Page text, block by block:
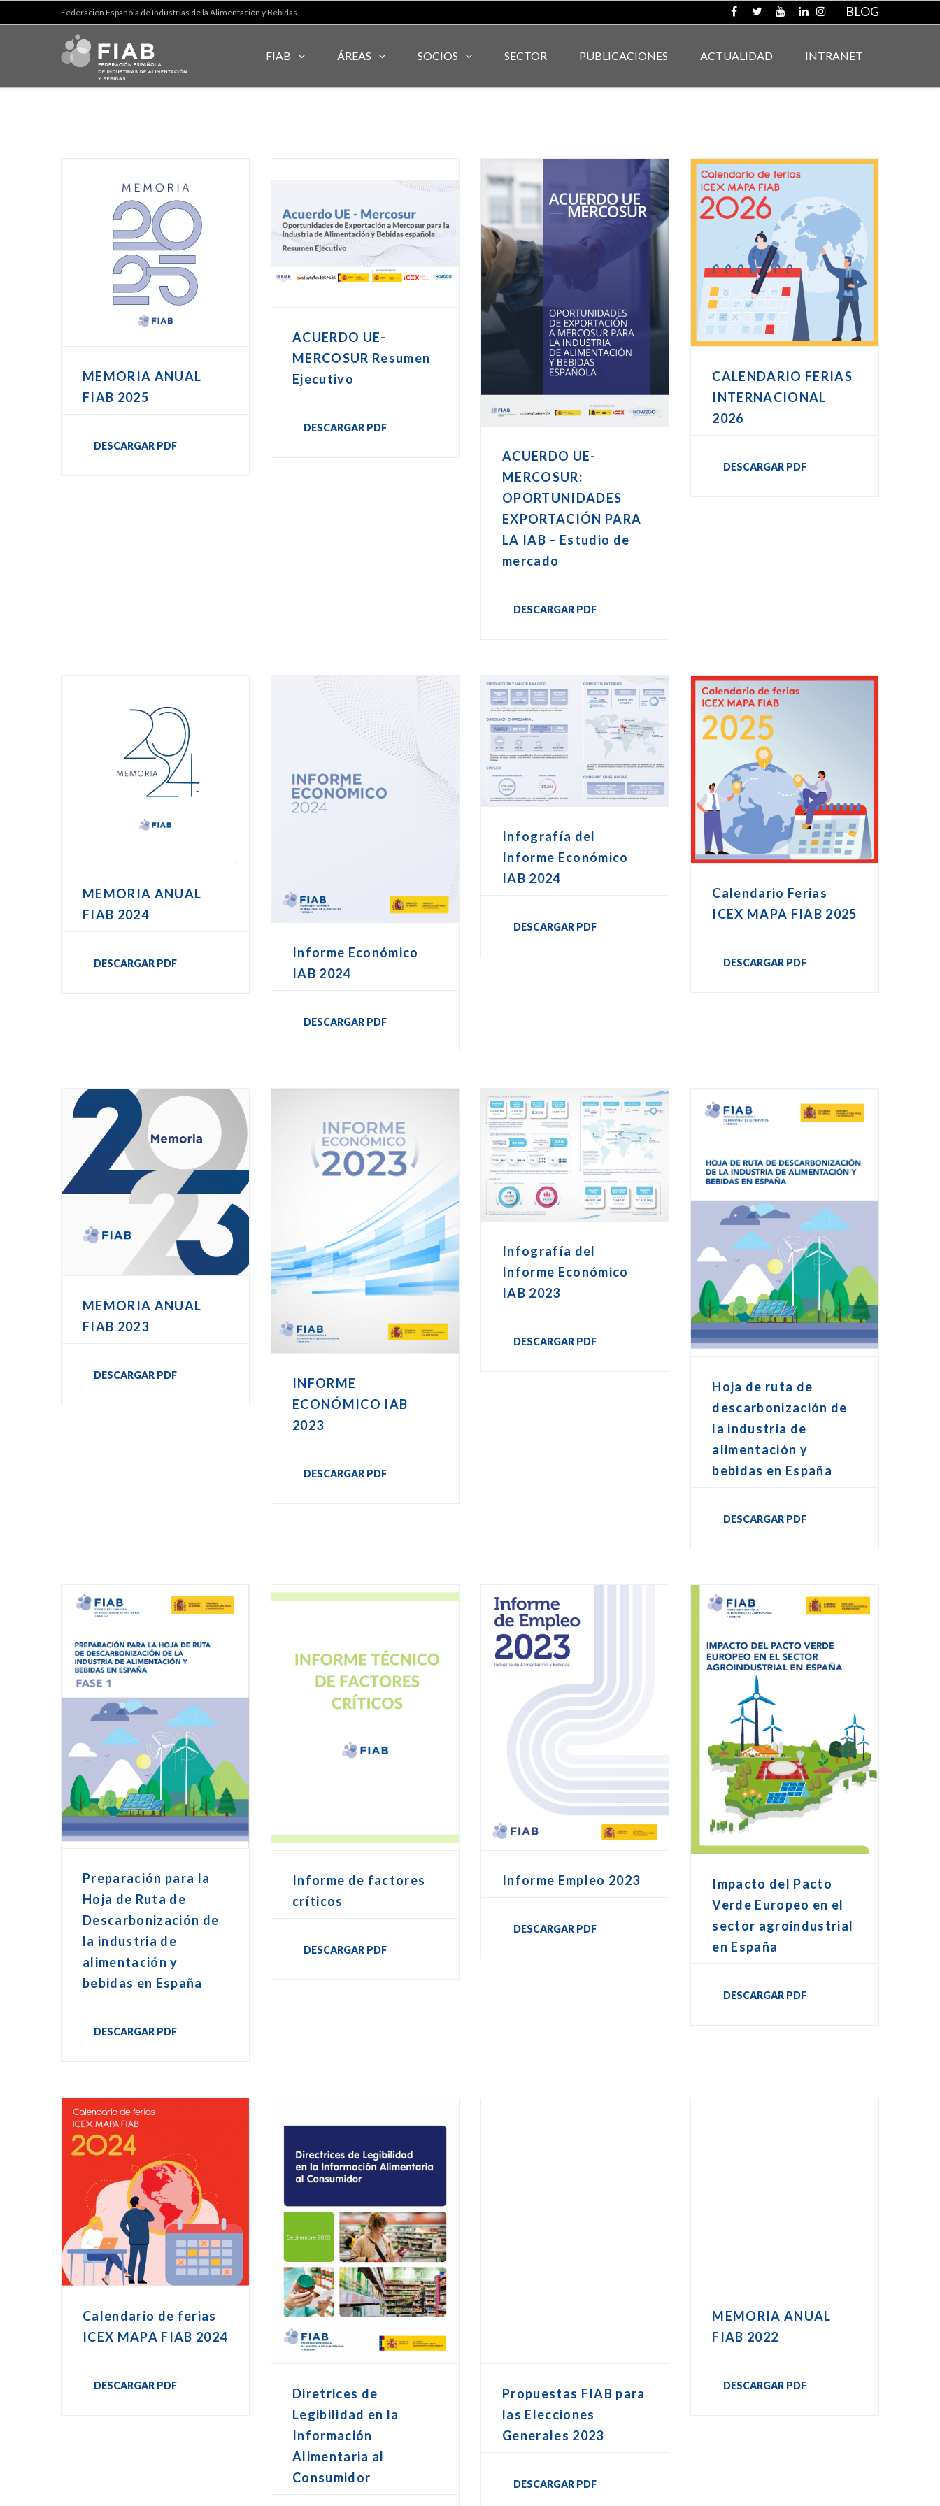
Federación Española de Industrias de la Alimentación y Bebidas BLOG
FIAB ÁREAS SOCIOS SECTOR PUBLICACIONES ACTUALIDAD INTRANET
MEMORIA ANUAL
FIAB 2025
DESCARGAR PDF
ACUERDO UE-
MERCOSUR Resumen
Ejecutivo
DESCARGAR PDF
ACUERDO UE-
MERCOSUR:
OPORTUNIDADES
EXPORTACIÓN PARA
LA IAB – Estudio de
mercado
DESCARGAR PDF
CALENDARIO FERIAS
INTERNACIONAL
2026
DESCARGAR PDF
MEMORIA ANUAL
FIAB 2024
DESCARGAR PDF
Informe Económico
IAB 2024
DESCARGAR PDF
Infografía del
Informe Económico
IAB 2024
DESCARGAR PDF
Calendario Ferias
ICEX MAPA FIAB 2025
DESCARGAR PDF
MEMORIA ANUAL
FIAB 2023
DESCARGAR PDF
INFORME
ECONÓMICO IAB
2023
DESCARGAR PDF
Infografía del
Informe Económico
IAB 2023
DESCARGAR PDF
Hoja de ruta de
descarbonización de
la industria de
alimentación y
bebidas en España
DESCARGAR PDF
Preparación para la
Hoja de Ruta de
Descarbonización de
la industria de
alimentación y
bebidas en España
DESCARGAR PDF
Informe de factores
críticos
DESCARGAR PDF
Informe Empleo 2023
DESCARGAR PDF
Impacto del Pacto
Verde Europeo en el
sector agroindustrial
en España
DESCARGAR PDF
Calendario de ferias
ICEX MAPA FIAB 2024
DESCARGAR PDF
Diretrices de
Legibilidad en la
Información
Alimentaria al
Consumidor
Propuestas FIAB para
las Elecciones
Generales 2023
DESCARGAR PDF
MEMORIA ANUAL
FIAB 2022
DESCARGAR PDF